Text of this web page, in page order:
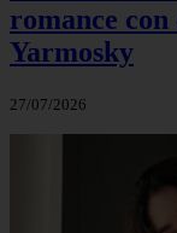
romance
Yarmosky
27/07/2026